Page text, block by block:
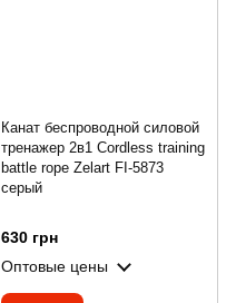
Канат беспроводной силовой
тренажер 2в1 Cordless training
battle rope Zelart FI-5873
серый
630 грн
Оптовые цены